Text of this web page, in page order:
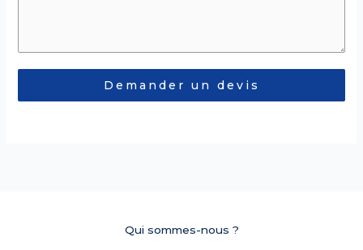
Demander un devis
Qui sommes-nous ?